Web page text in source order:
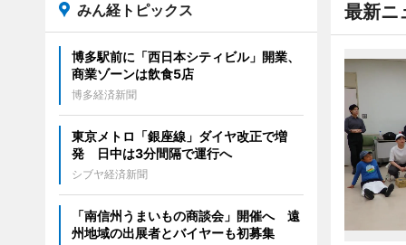
最新ニ
みん経トピックス
博多駅前に「西日本シティビル」開業、
商業ゾーンは飲食5店
博多経済新聞
東京メトロ「銀座線」ダイヤ改正で増
発 日中は3分間隔で運行へ
シブヤ経済新聞
「南信州うまいもの商談会」開催へ 遠
州地域の出展者とバイヤーも初募集